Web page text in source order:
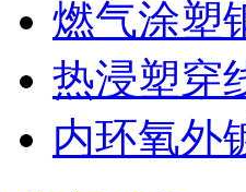
燃气涂塑
热浸塑穿
内环氧外